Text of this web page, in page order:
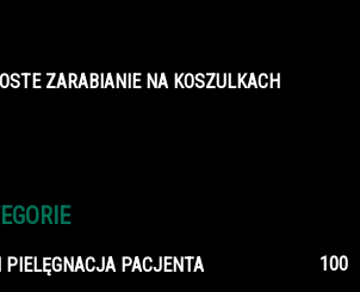
ZARABIANIE NA KOSZULKACH
PACJENTA
100